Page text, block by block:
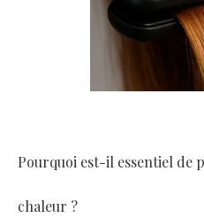
Pourquoi est-il essentiel de
chaleur ?